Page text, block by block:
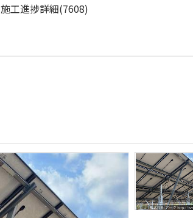
施工進捗詳細(7608)